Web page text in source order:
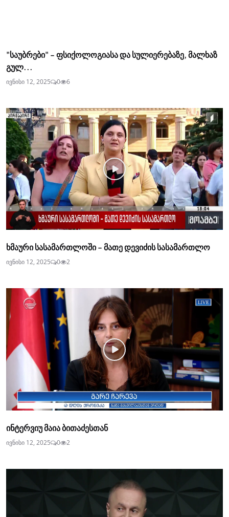
"საუბრები" - ფსიქოლოგიასა და სულიერებაზე, მალხაზ
გულ...
ივნისი 12, 2025 0 6
ხმაური სასამართლოში - მათე დევიძის სასამართლო
ივნისი 12, 2025 0 2
ინტერვიუ მაია ბითაძესთან
ივნისი 12, 2025 0 2